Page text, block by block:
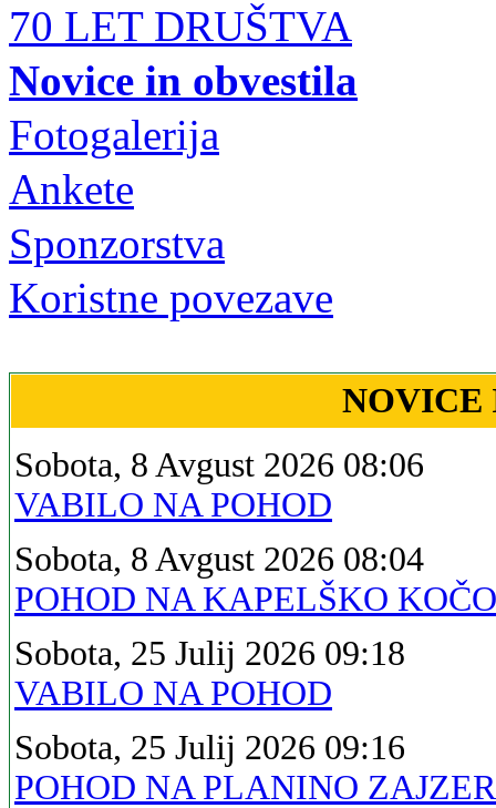
70 LET DRUŠTVA
Novice in obvestila
Fotogalerija
Ankete
Sponzorstva
Koristne povezave
NOVICE
Sobota, 8 Avgust 2026 08:06
VABILO NA POHOD
Sobota, 8 Avgust 2026 08:04
POHOD NA KAPELŠKO KOČO
Sobota, 25 Julij 2026 09:18
VABILO NA POHOD
Sobota, 25 Julij 2026 09:16
POHOD NA PLANINO